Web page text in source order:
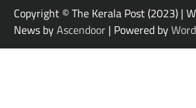
Copyright © The Kerala Post (2023) |
News byAscendoor | Powered by